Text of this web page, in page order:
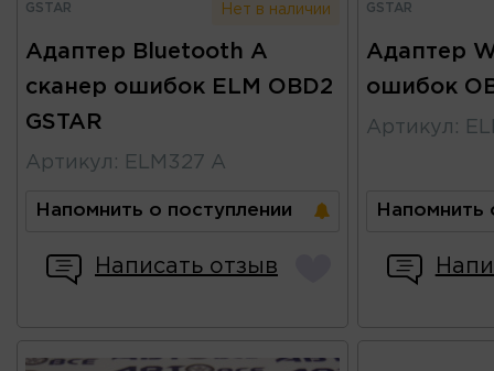
GSTAR Нет в наличии
Адаптер Bluetooth A
сканер ошибок ELM OBD2
GSTAR
Артикул : ELM327 A
Напомнить о поступлении
Написать отзыв
GSTAR
Адаптер
ошибок
Артикул :
Напомнить